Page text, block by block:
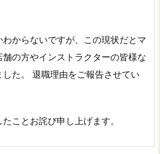
からないですが、この現状だとマ
の方やインストラクターの皆様な
た。 退職理由をご報告させてい
ことお詫び申し上げます。